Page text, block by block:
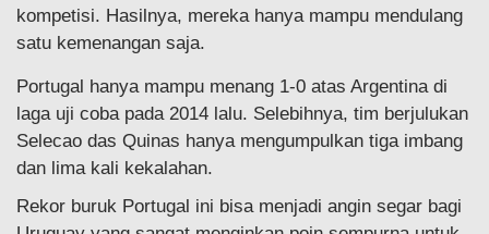
kompetisi. Hasilnya, mereka hanya mampu mendulang
satu kemenangan saja.
Portugal hanya mampu menang 1-0 atas Argentina di
laga uji coba pada 2014 lalu. Selebihnya, tim berjulukan
Selecao das Quinas hanya mengumpulkan tiga imbang
dan lima kali kekalahan.
Rekor buruk Portugal ini bisa menjadi angin segar bagi